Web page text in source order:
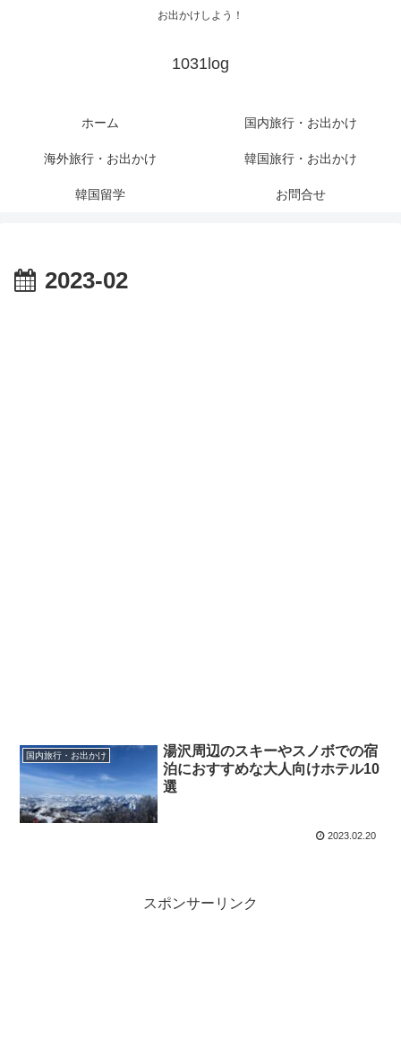
お出かけしよう！
1031log
ホーム 国内旅行・お出かけ
海外旅行・お出かけ 韓国旅行・お出かけ
韓国留学 お問合せ
2023-02
国内旅行・お出かけ
湯沢周辺のスキーやスノボでの宿
泊におすすめな大人向けホテル10
選
2023.02.20
スポンサーリンク